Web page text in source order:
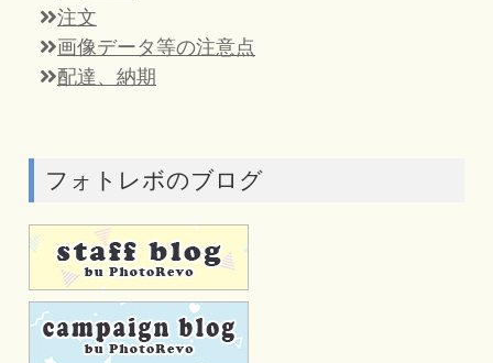
注文
画像データ等の注意点
配達、納期
フォトレボのブログ